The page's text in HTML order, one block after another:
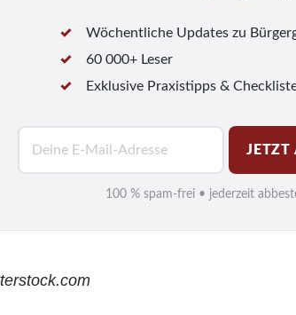
Wöchentliche Updates zu
60 000+ Leser
Exklusive Praxistipps &
i
*
JETZT
100 % spam-frei • jederzeit